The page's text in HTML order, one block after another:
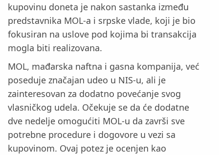
kupovinu doneta je nakon sastanka između
predstavnika MOL-a i srpske vlade, koji je bio
fokusiran na uslove pod kojima bi transakcija
mogla biti realizovana.
MOL, mađarska naftna i gasna kompanija, već
poseduje značajan udeo u NIS-u, ali je
zainteresovan za dodatno povećanje svog
vlasničkog udela. Očekuje se da će dodatne
dve nedelje omogućiti MOL-u da završi sve
potrebne procedure i dogovore u vezi sa
kupovinom. Ovaj potez je ocenjen kao